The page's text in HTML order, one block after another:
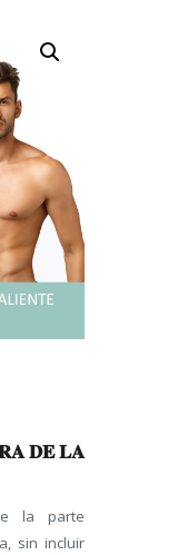
DE LA
la parte
sin incluir